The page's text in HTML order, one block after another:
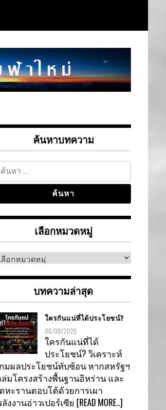
ค้นหาบทความ
หา
หรับ:
เลือกหมวดหมู่
ลือก
บทความล่าสุด
ใครกันแน่ที่ได้ประโยชน์?
06/08/2026
ใครกันแน่ที่ได้
ประโยชน์? วิเคราะห์
มผลประโยชน์ทับซ้อน หากสหรัฐฯ
มโครงสร้างพื้นฐานอิหร่าน และ
หะรานตอบโต้ด้วยการเผา
งงานอ่าวเปอร์เซีย [READ MORE..]